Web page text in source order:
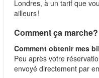
Londres, à un tarif que
ailleurs !
Comment ça marche?
Comment obtenir mes
Peu après votre
envoyé directement par